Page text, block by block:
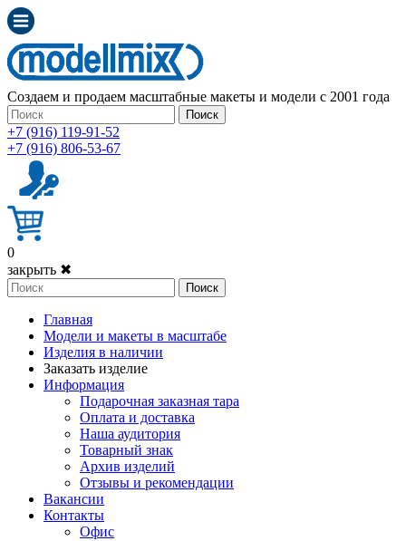
Создаем и продаем масштабные макеты и модели с 2001 года
Поиск
+7 (916) 119-91-52
+7 (916) 806-53-67
0
закрыть ✖
Поиск
Главная
Модели и макеты в масштабе
Изделия в наличии
Заказать изделие
Информация
Подарочная заказная тара
Оплата и доставка
Наша аудитория
Товарный знак
Архив изделий
Отзывы и рекомендации
Вакансии
Контакты
Офис